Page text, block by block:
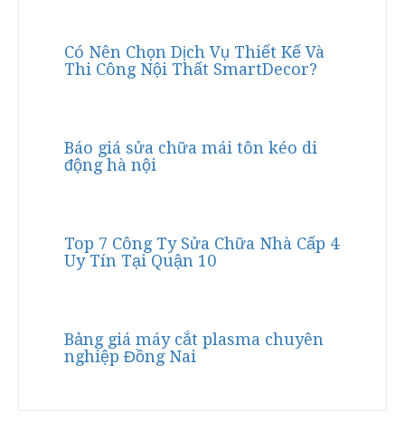
Có Nên Chọn Dịch Vụ Thiết Kế Và
Thi Công Nội Thất SmartDecor?
Báo giá sửa chữa mái tôn kéo di
động hà nội
Top 7 Công Ty Sửa Chữa Nhà Cấp 4
Uy Tín Tại Quận 10
Bảng giá máy cắt plasma chuyên
nghiệp Đồng Nai